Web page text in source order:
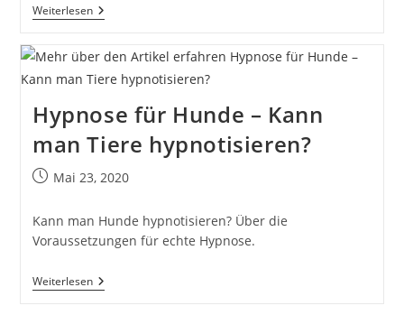
WeiterlesenHypnose
Bei
–
Erste
Hypnose für Hunde – Kann
man Tiere hypnotisieren?
BeitragMai 23, 2020
Kann man Hunde hypnotisieren? Über die
Voraussetzungen für echte Hypnose.
WeiterlesenHypnose
Für